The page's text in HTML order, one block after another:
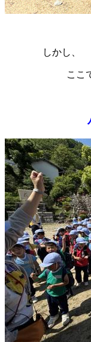
しかし、
ここ